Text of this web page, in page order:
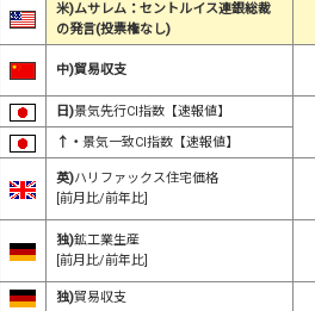
米)ムサレム：セントルイス連銀総裁
の発言(投票権なし)
中)貿易収支
日)景気先行CI指数【速報値】
↑・ 景気一致CI指数【速報値】
英)ハリファックス住宅価格
[前月比/前年比]
独)鉱工業生産
[前月比/前年比]
独)貿易収支